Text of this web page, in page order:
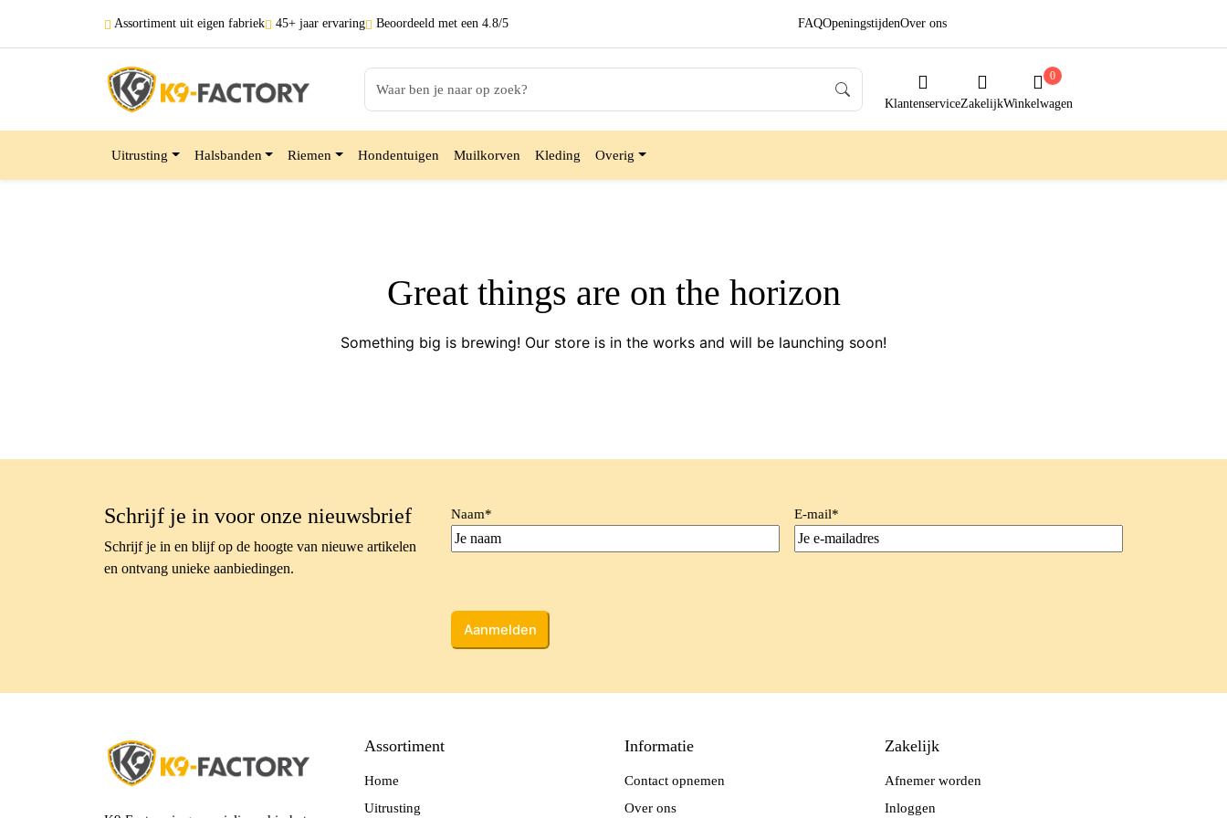
Assortiment uit eigen fabriek 45+ jaar ervaring Beoordeeld met een 4.8/5 FAQOpeningstijdenOver ons
KlantenserviceZakelijkWinkelwagen
0
Uitrusting Halsbanden Riemen Hondentuigen Muilkorven Kleding Overig
Great things are on the horizon
Something big is brewing! Our store is in the works and will be launching soon!
Schrijf je in voor onze nieuwsbrief
Schrijf je in en blijf op de hoogte van nieuwe artikelen
en ontvang unieke aanbiedingen.
Naam* E-mail*
Assortiment
Home
Uitrusting
Informatie
Contact opnemen
Over ons
Zakelijk
Afnemer worden
Inloggen